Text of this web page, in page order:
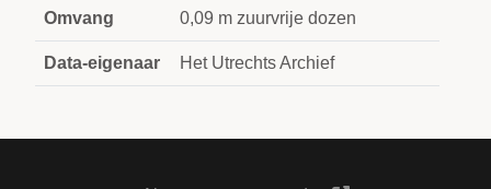
Omvang 0,09 m zuurvrije dozen
Data-eigenaar Het Utrechts Archief